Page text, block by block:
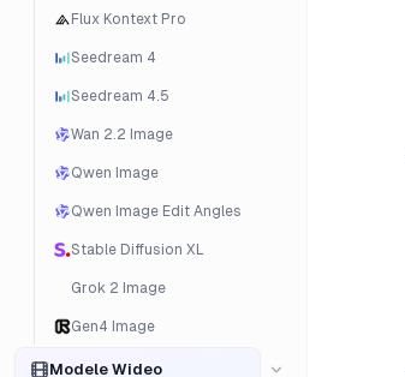
Flux Kontext Pro
Seedream 4
Seedream 4.5
Wan 2.2 Image
Qwen Image
Qwen Image Edit Angles
Stable Diffusion XL
Grok 2 Image
Gen4 Image
Modele Wideo